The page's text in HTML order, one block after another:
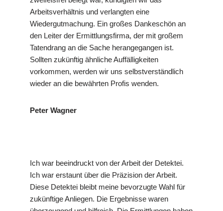
Arbeitsverhältnis und verlangten eine
Wiedergutmachung. Ein großes Dankeschön an
den Leiter der Ermittlungsfirma, der mit großem
Tatendrang an die Sache herangegangen ist.
Sollten zukünftig ähnliche Auffälligkeiten
vorkommen, werden wir uns selbstverständlich
wieder an die bewährten Profis wenden.
Peter Wagner
Ich war beeindruckt von der Arbeit der Detektei.
Ich war erstaunt über die Präzision der Arbeit.
Diese Detektei bleibt meine bevorzugte Wahl für
zukünftige Anliegen. Die Ergebnisse waren